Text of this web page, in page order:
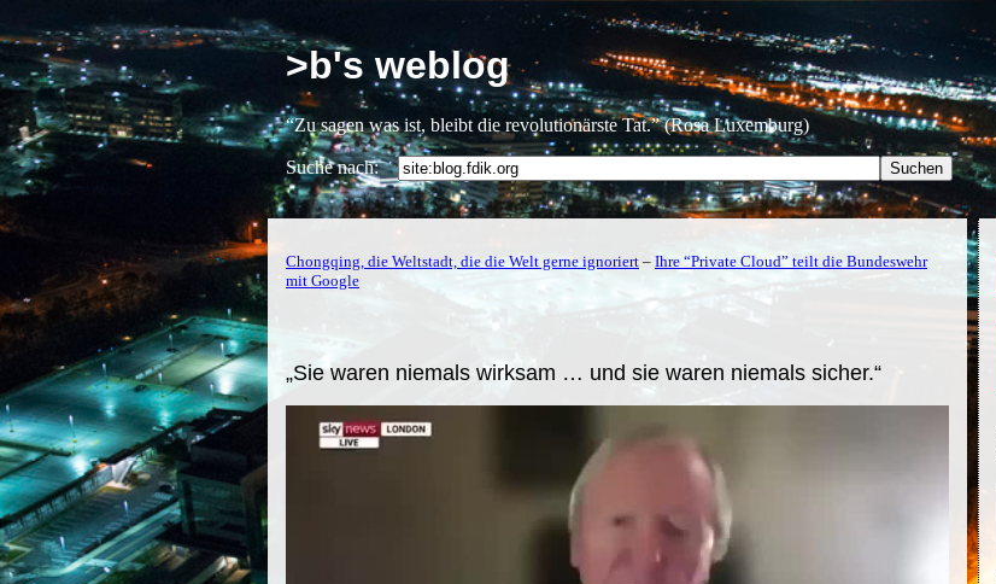
>b's weblog
“Zu sagen was ist, bleibt die revolutionärste Tat.” (Rosa Luxemburg)
Suche nach:
Chongqing, die Weltstadt, die die Welt gerne ignoriert – Ihre “Private Cloud” teilt die Bundeswehr
mit Google
„Sie waren niemals wirksam … und sie waren niemals sicher.“